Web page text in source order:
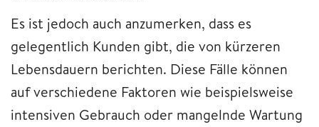
Es ist jedoch auch anzumerken, dass es
gelegentlich Kunden gibt, die von kürzeren
Lebensdauern berichten. Diese Fälle können
auf verschiedene Faktoren wie beispielsweise
intensiven Gebrauch oder mangelnde Wartung